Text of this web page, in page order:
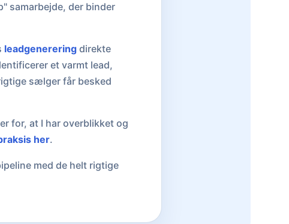
samarbejde, der binder
leadgenereringdirekte
et varmt lead,
sælger får besked
for, at I har overblikket og
her.
med de helt rigtige